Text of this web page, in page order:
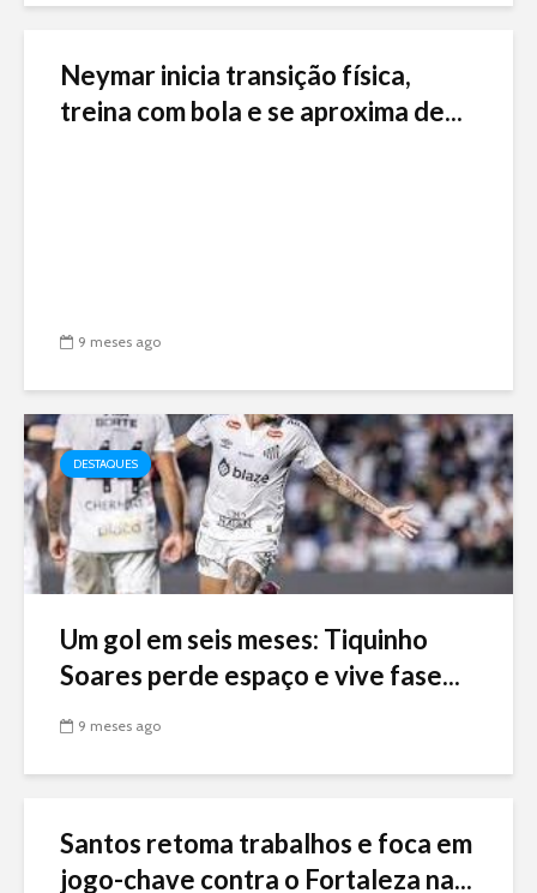
Neymar inicia transição física,
treina com bola e se aproxima de...
9 meses ago
DESTAQUES
Um gol em seis meses: Tiquinho
Soares perde espaço e vive fase...
9 meses ago
Santos retoma trabalhos e foca em
jogo-chave contra o Fortaleza na...